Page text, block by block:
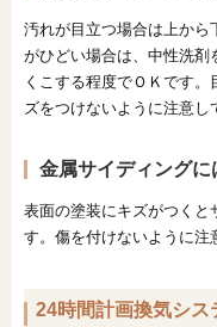
汚れが目立つ場合は上から
がひどい場合は、中性洗剤
くこする程度でＯＫです
ズをつけないように注意し
金属サイディング
表面の塗装にキズがつくと
す。傷を付けないように注
24時間計画換気シス